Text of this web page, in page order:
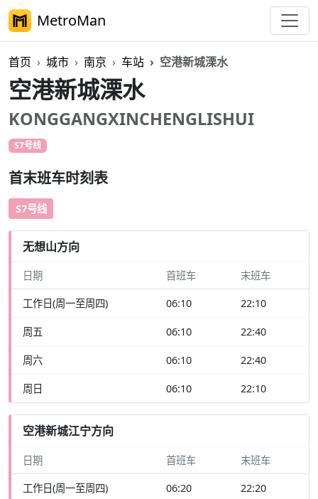
MetroMan
首页 城市 南京 车站 空港新城溧水
空港新城溧水
KONGGANGXINCHENGLISHUI
S7号线
首末班车时刻表
S7号线
无想山方向
日期 首班车 末班车
工作日(周一至周四) 06:10 22:10
周五 06:10 22:40
周六 06:10 22:40
周日 06:10 22:10
空港新城江宁方向
日期 首班车 末班车
工作日(周一至周四) 06:20 22:20